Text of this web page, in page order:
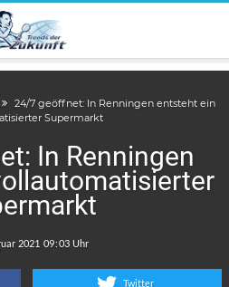
24/7 geöffnet: In Renningen entsteht ein
Supermarkt
In Renningen
:
Twitter